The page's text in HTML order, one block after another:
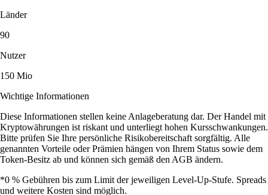
Länder
90
Nutzer
150 Mio
Wichtige Informationen
Diese Informationen stellen keine Anlageberatung dar. Der Handel mit
Kryptowährungen ist riskant und unterliegt hohen Kursschwankungen.
Bitte prüfen Sie Ihre persönliche Risikobereitschaft sorgfältig. Alle
genannten Vorteile oder Prämien hängen von Ihrem Status sowie dem
Token-Besitz ab und können sich gemäß den AGB ändern.
*0 % Gebühren bis zum Limit der jeweiligen Level-Up-Stufe. Spreads
und weitere Kosten sind möglich.